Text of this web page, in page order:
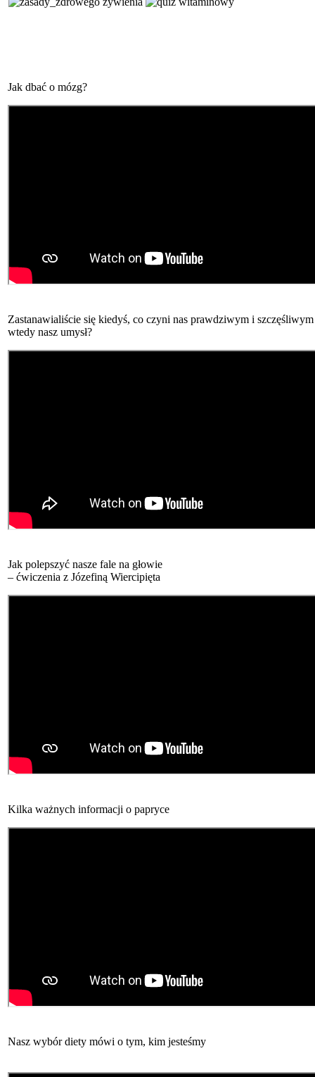
Jak dbać o mózg?
Zastanawialiście się kiedyś, co czyni nas prawdziwym i szczęśliwym
wtedy nasz umysł?
Jak polepszyć nasze fale na głowie
– ćwiczenia z Józefiną Wiercipięta
Kilka ważnych informacji o papryce
Nasz wybór diety mówi o tym, kim jesteśmy